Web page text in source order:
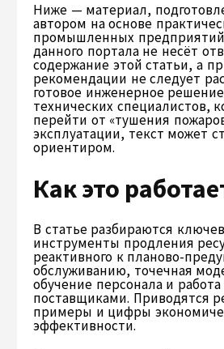
Ниже — материал,
автором на основе
промышленных
данного портала не несёт
содержание этой статьи, а
рекомендации не следует
готовое инженерное
технических специалистов,
перейти от «тушения
эксплуатации, текст может
ориентиром.
Как это
В статье разбираются
инструменты продления
реактивного к планово-
обслуживанию, точечная
обучение персонала и работа
поставщиками. Приводятся
примеры и цифры
эффективности.